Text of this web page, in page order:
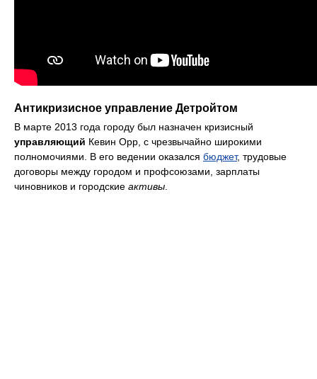
Антикризисное управление Детройтом
В марте 2013 года городу был назначен кризисный
управляющий Кевин Орр, с чрезвычайно широкими
полномочиями. В его ведении оказался бюджет, трудовые
договоры между городом и профсоюзами, зарплаты
чиновников и городские активы.